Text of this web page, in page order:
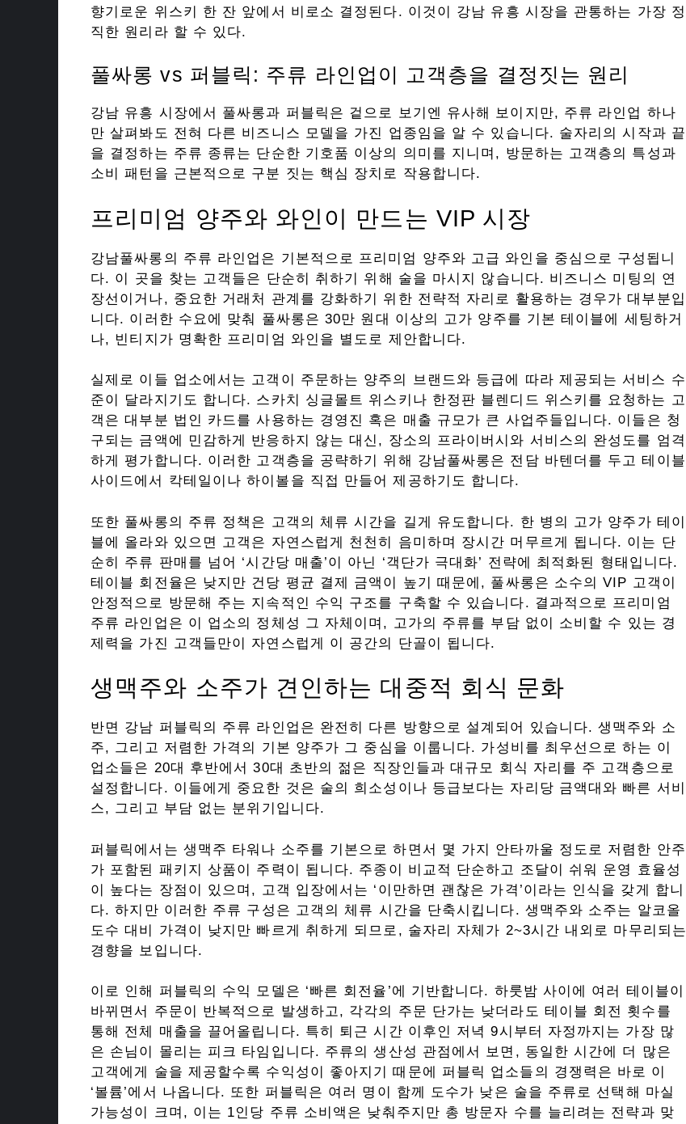
향기로운 위스키 한 잔 앞에서 비로소 결정된다. 이것이 강남 유흥 시장을 관통하는 가장 정
직한 원리라 할 수 있다.
풀싸롱 vs 퍼블릭: 주류 라인업이 고객층을 결정짓는 원리
강남 유흥 시장에서 풀싸롱과 퍼블릭은 겉으로 보기엔 유사해 보이지만, 주류 라인업 하나
만 살펴봐도 전혀 다른 비즈니스 모델을 가진 업종임을 알 수 있습니다. 술자리의 시작과 끝
을 결정하는 주류 종류는 단순한 기호품 이상의 의미를 지니며, 방문하는 고객층의 특성과
소비 패턴을 근본적으로 구분 짓는 핵심 장치로 작용합니다.
프리미엄 양주와 와인이 만드는 VIP 시장
강남풀싸롱의 주류 라인업은 기본적으로 프리미엄 양주와 고급 와인을 중심으로 구성됩니
다. 이 곳을 찾는 고객들은 단순히 취하기 위해 술을 마시지 않습니다. 비즈니스 미팅의 연
장선이거나, 중요한 거래처 관계를 강화하기 위한 전략적 자리로 활용하는 경우가 대부분입
니다. 이러한 수요에 맞춰 풀싸롱은 30만 원대 이상의 고가 양주를 기본 테이블에 세팅하거
나, 빈티지가 명확한 프리미엄 와인을 별도로 제안합니다.
실제로 이들 업소에서는 고객이 주문하는 양주의 브랜드와 등급에 따라 제공되는 서비스 수
준이 달라지기도 합니다. 스카치 싱글몰트 위스키나 한정판 블렌디드 위스키를 요청하는 고
객은 대부분 법인 카드를 사용하는 경영진 혹은 매출 규모가 큰 사업주들입니다. 이들은 청
구되는 금액에 민감하게 반응하지 않는 대신, 장소의 프라이버시와 서비스의 완성도를 엄격
하게 평가합니다. 이러한 고객층을 공략하기 위해 강남풀싸롱은 전담 바텐더를 두고 테이블
사이드에서 칵테일이나 하이볼을 직접 만들어 제공하기도 합니다.
또한 풀싸롱의 주류 정책은 고객의 체류 시간을 길게 유도합니다. 한 병의 고가 양주가 테이
블에 올라와 있으면 고객은 자연스럽게 천천히 음미하며 장시간 머무르게 됩니다. 이는 단
순히 주류 판매를 넘어 ‘시간당 매출’이 아닌 ‘객단가 극대화’ 전략에 최적화된 형태입니다.
테이블 회전율은 낮지만 건당 평균 결제 금액이 높기 때문에, 풀싸롱은 소수의 VIP 고객이
안정적으로 방문해 주는 지속적인 수익 구조를 구축할 수 있습니다. 결과적으로 프리미엄
주류 라인업은 이 업소의 정체성 그 자체이며, 고가의 주류를 부담 없이 소비할 수 있는 경
제력을 가진 고객들만이 자연스럽게 이 공간의 단골이 됩니다.
생맥주와 소주가 견인하는 대중적 회식 문화
반면 강남 퍼블릭의 주류 라인업은 완전히 다른 방향으로 설계되어 있습니다. 생맥주와 소
주, 그리고 저렴한 가격의 기본 양주가 그 중심을 이룹니다. 가성비를 최우선으로 하는 이
업소들은 20대 후반에서 30대 초반의 젊은 직장인들과 대규모 회식 자리를 주 고객층으로
설정합니다. 이들에게 중요한 것은 술의 희소성이나 등급보다는 자리당 금액대와 빠른 서비
스, 그리고 부담 없는 분위기입니다.
퍼블릭에서는 생맥주 타워나 소주를 기본으로 하면서 몇 가지 안타까울 정도로 저렴한 안주
가 포함된 패키지 상품이 주력이 됩니다. 주종이 비교적 단순하고 조달이 쉬워 운영 효율성
이 높다는 장점이 있으며, 고객 입장에서는 ‘이만하면 괜찮은 가격’이라는 인식을 갖게 합니
다. 하지만 이러한 주류 구성은 고객의 체류 시간을 단축시킵니다. 생맥주와 소주는 알코올
도수 대비 가격이 낮지만 빠르게 취하게 되므로, 술자리 자체가 2~3시간 내외로 마무리되는
경향을 보입니다.
이로 인해 퍼블릭의 수익 모델은 ‘빠른 회전율’에 기반합니다. 하룻밤 사이에 여러 테이블이
바뀌면서 주문이 반복적으로 발생하고, 각각의 주문 단가는 낮더라도 테이블 회전 횟수를
통해 전체 매출을 끌어올립니다. 특히 퇴근 시간 이후인 저녁 9시부터 자정까지는 가장 많
은 손님이 몰리는 피크 타임입니다. 주류의 생산성 관점에서 보면, 동일한 시간에 더 많은
고객에게 술을 제공할수록 수익성이 좋아지기 때문에 퍼블릭 업소들의 경쟁력은 바로 이
‘볼륨’에서 나옵니다. 또한 퍼블릭은 여러 명이 함께 도수가 낮은 술을 주류로 선택해 마실
가능성이 크며, 이는 1인당 주류 소비액은 낮춰주지만 총 방문자 수를 늘리려는 전략과 맞